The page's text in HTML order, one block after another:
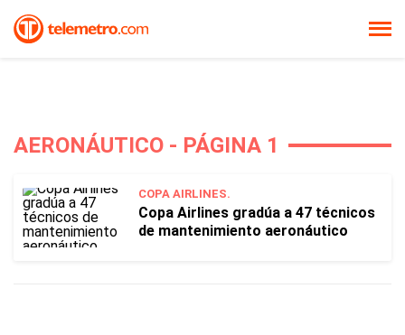
AERONÁUTICO - PÁGINA 1
COPA AIRLINES.
Copa Airlines gradúa a 47 técnicos
de mantenimiento aeronáutico